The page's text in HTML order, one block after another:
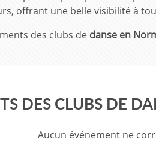
offrant une belle visibilité à
des clubs de danse en
DES CLUBS DE
Aucun événement ne